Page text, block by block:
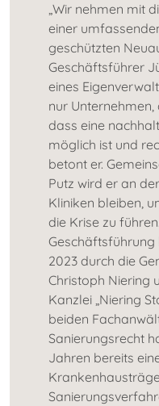
„Wir nehmen mit
einer
geschützten
Geschäftsführer
eines
nur
dass eine
möglich ist und
betont er.
Putz wird er an
Kliniken bleiben,
die Krise zu
2023 durch die
Christoph Niering
Kanzlei „Niering
beiden
Sanierungsrecht
Jahren bereits